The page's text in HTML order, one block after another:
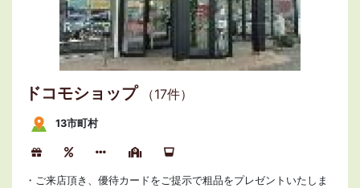
ドコモショップ （17件）
13市町村
・ご来店頂き、優待カードをご提示で粗品をプレゼントいたしま